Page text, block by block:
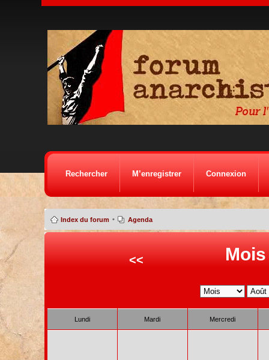
Rechercher M’enregistrer Connexion
Index du forum • Agenda
<<
Lundi Mardi Mercredi